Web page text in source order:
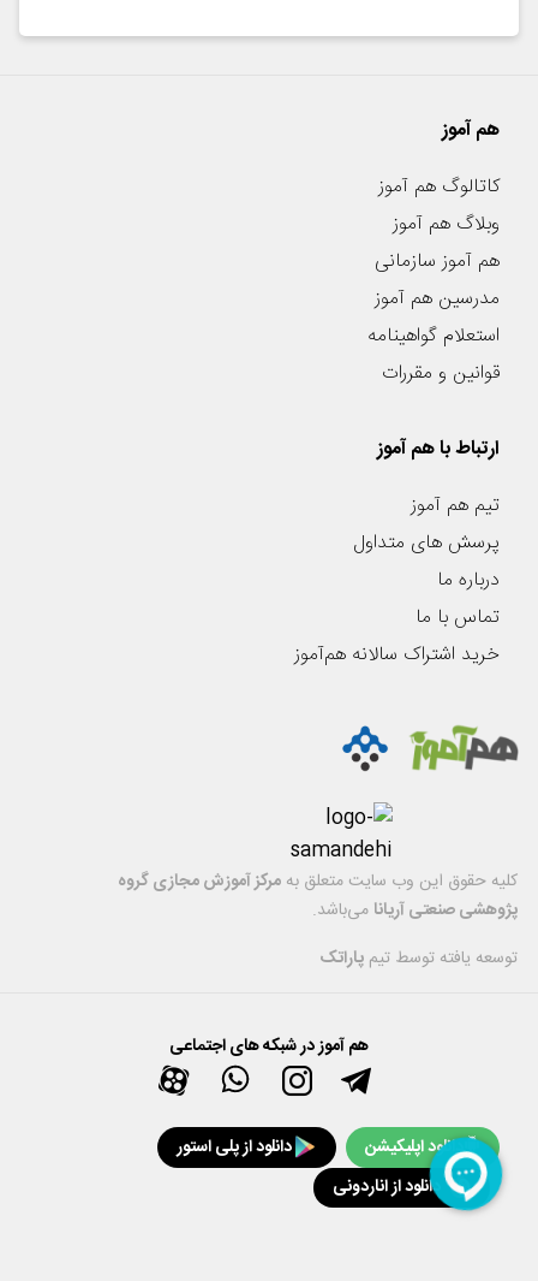
هم آموز
کاتالوگ هم آموز
وبلاگ هم آموز
هم آموز سازمانی
مدرسین هم آموز
استعلام گواهینامه
قوانین و مقررات
ارتباط با هم آموز
تیم هم آموز
پرسش های متداول
درباره ما
تماس با ما
خرید اشتراک سالانه هم‌آموز
کليه حقوق اين وب سایت متعلق به مرکز آموزش مجازی گروه
پژوهشی صنعتی آریانا می‌باشد.
توسعه یافته توسط تیم پاراتک
هم آموز در شبکه های اجتماعی
دانلود اپلیکیشن
دانلود از پلی استور
دانلود از اناردونی